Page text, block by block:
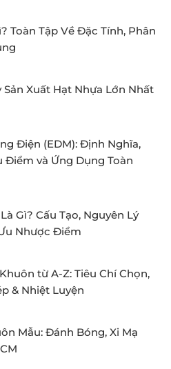
Toàn Tập Về Đặc Tính, Phân
Sản Xuất Hạt Nhựa Lớn Nhất
Điện (EDM): Định Nghĩa,
Điểm và Ứng Dụng Toàn
Gì? Cấu Tạo, Nguyên Lý
Nhược Điểm
từ A-Z: Tiêu Chí Chọn,
& Nhiệt Luyện
Mẫu: Đánh Bóng, Xi Mạ